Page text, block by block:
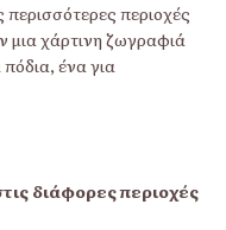
περιοχές
χάρτινη ζωγραφιά
ένα για
διάφορες περιοχές